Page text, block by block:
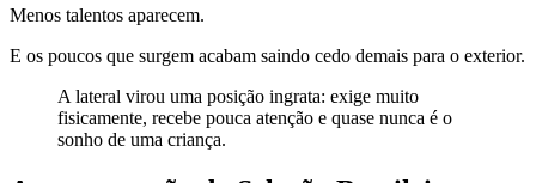
Menos talentos aparecem.
E os poucos que surgem acabam saindo cedo demais para o exterior.
A lateral virou uma posição ingrata: exige muito
fisicamente, recebe pouca atenção e quase nunca é o
sonho de uma criança.